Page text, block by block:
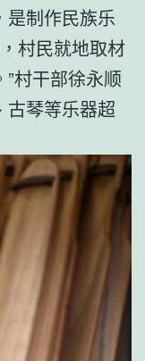
是制作民族乐
村民就地取材
”村干部徐永顺
古琴等乐器超